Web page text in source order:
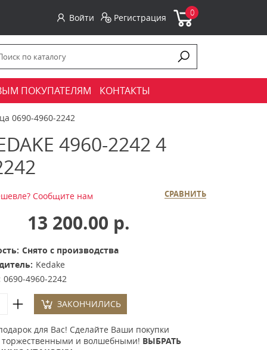
Войти Регистрация 0
ПОКУПАТЕЛЯМ КОНТАКТЫ
0690-4960-2242
4960-2242 4
СРАВНИТЬ
Сообщите нам
13 200.00 р.
Снято с производства
Kedake
0690-4960-2242
ЗАКОНЧИЛИСЬ
для Вас! Сделайте Ваши покупки
торжественными и волшебными! ВЫБРАТЬ